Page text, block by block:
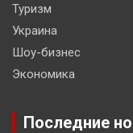
Туризм
Украина
Шоу-бизнес
Экономика
Последние